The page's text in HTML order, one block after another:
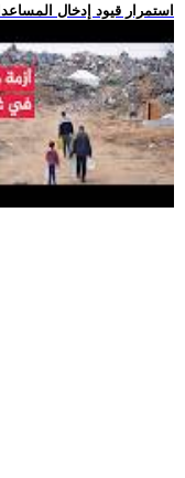
.. استمرار قيود إدخال